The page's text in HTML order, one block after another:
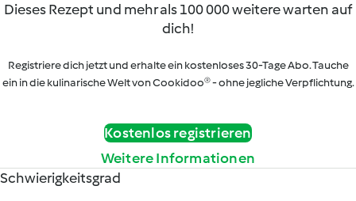
Dieses Rezept und mehr als 100 000 weitere warten auf
dich!
Registriere dich jetzt und erhalte ein kostenloses 30-Tage Abo. Tauche
ein in die kulinarische Welt von Cookidoo® - ohne jegliche Verpflichtung.
Kostenlos registrieren
Weitere Informationen
Schwierigkeitsgrad